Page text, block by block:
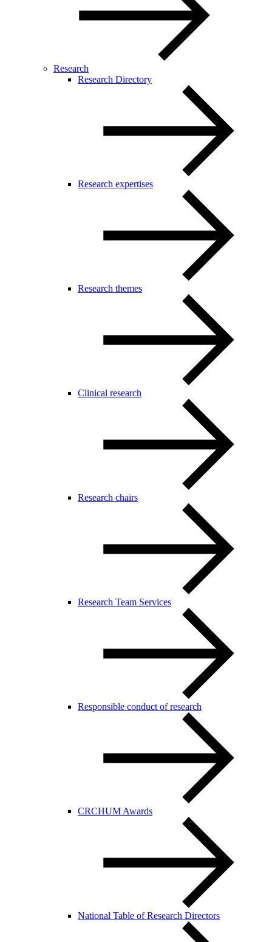
Research
Research Directory
Research expertises
Research themes
Clinical research
Research chairs
Research Team Services
Responsible conduct of research
CRCHUM Awards
National Table of Research Directors